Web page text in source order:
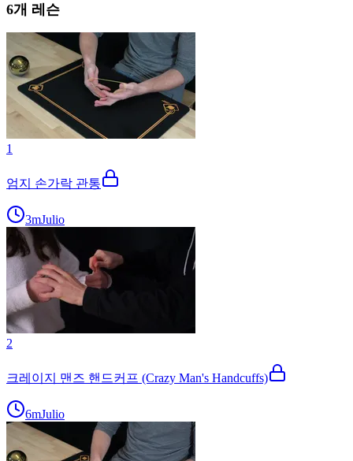
6개 레슨
1
엄지 손가락 관통
3mJulio
2
크레이지 맨즈 핸드커프 (Crazy Man's Handcuffs)
6mJulio